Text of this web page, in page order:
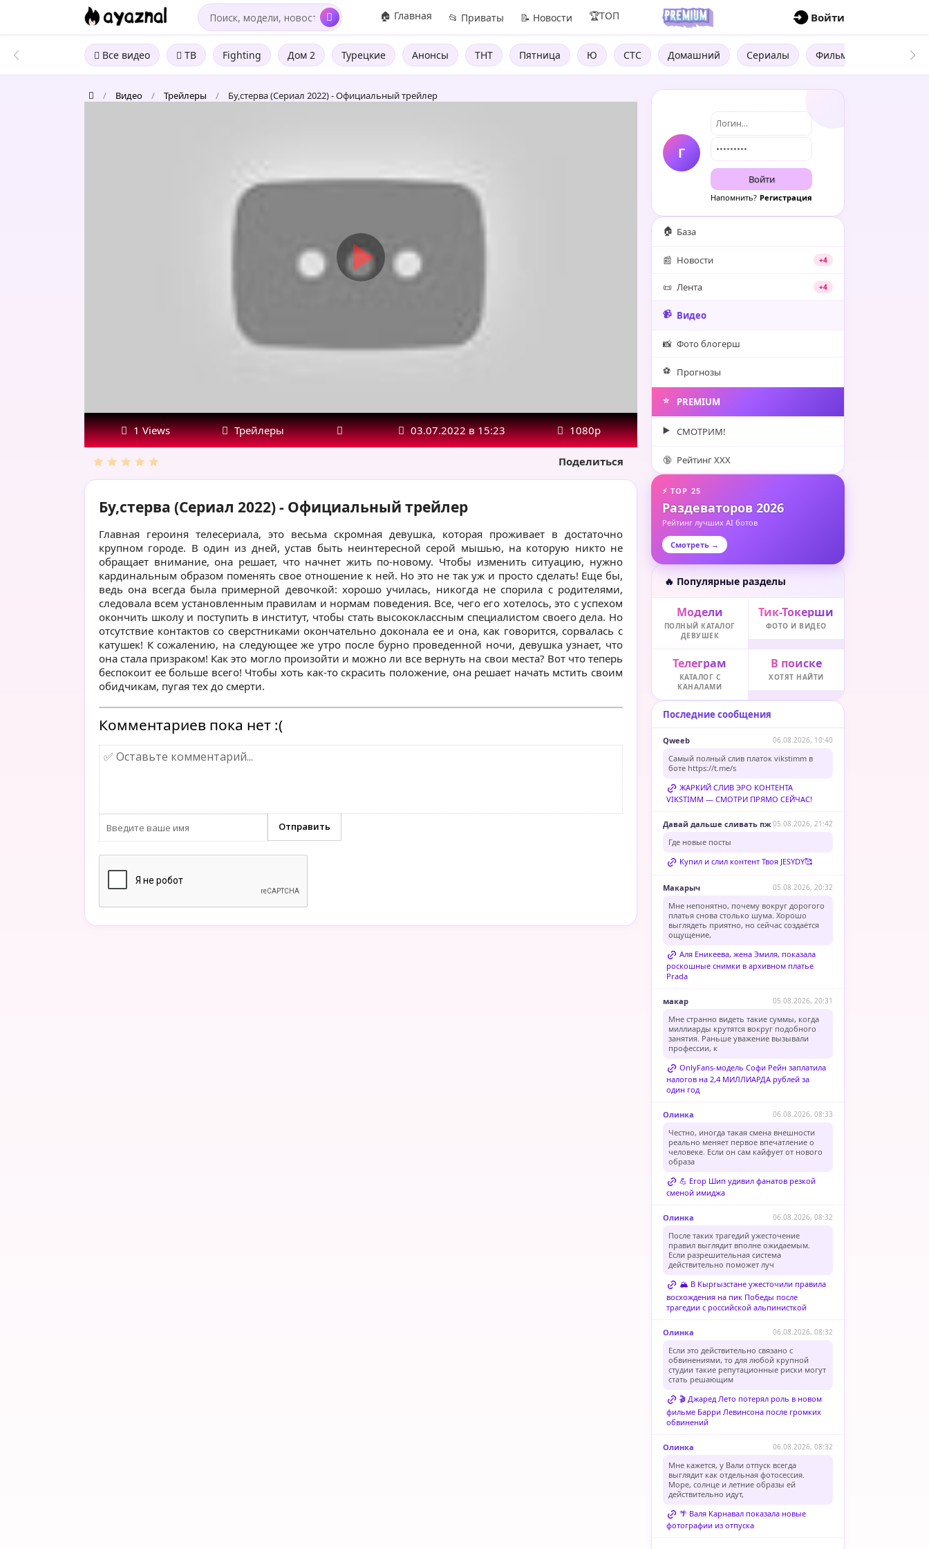
🏠 Главная 📂 Приваты 📝 Новости 🏆ТОП Войти
Все видео ТВ Fighting Дом 2 Турецкие Анонсы ТНТ Пятница Ю СТС Домашний Сериалы Фильмы Трейлеры
/ Видео / Трейлеры / Бу,стерва (Сериал 2022) - Официальный трейлер
1 Views Трейлеры 03.07.2022 в 15:23 1080р
Поделиться
Бу,стерва (Сериал 2022) - Официальный трейлер
Главная героиня телесериала, это весьма скромная девушка, которая проживает в достаточно
крупном городе. В один из дней, устав быть неинтересной серой мышью, на которую никто не
обращает внимание, она решает, что начнет жить по-новому. Чтобы изменить ситуацию, нужно
кардинальным образом поменять свое отношение к ней. Но это не так уж и просто сделать! Еще бы,
ведь она всегда была примерной девочкой: хорошо училась, никогда не спорила с родителями,
следовала всем установленным правилам и нормам поведения. Все, чего его хотелось, это с успехом
окончить школу и поступить в институт, чтобы стать высококлассным специалистом своего дела. Но
отсутствие контактов со сверстниками окончательно доконала ее и она, как говорится, сорвалась с
катушек! К сожалению, на следующее же утро после бурно проведенной ночи, девушка узнает, что
она стала призраком! Как это могло произойти и можно ли все вернуть на свои места? Вот что теперь
беспокоит ее больше всего! Чтобы хоть как-то скрасить положение, она решает начать мстить своим
обидчикам, пугая тех до смерти.
Комментариев пока нет :(
Г
Войти
Напомнить? Регистрация
🏠 База
📰 Новости +4
📜 Лента +4
📹 Видео
📸 Фото блогерш
⚽️ Прогнозы
⭐️ PREMIUM
▶️ СМОТРИМ!
🔞 Рейтинг XXX
⚡ TOP 25
Раздеваторов 2026
Рейтинг лучших AI ботов
Смотреть →
🔥 Популярные разделы
Модели
ПОЛНЫЙ КАТАЛОГ
ДЕВУШЕК
Тик-Токерши
ФОТО И ВИДЕО
Телеграм
КАТАЛОГ С
КАНАЛАМИ
В поиске
ХОТЯТ НАЙТИ
Последние сообщения
Qweeb 06.08.2026, 10:40
Самый полный слив платок vikstimm в
боте https://t.me/s
ЖАРКИЙ СЛИВ ЭРО КОНТЕНТА
VIKSTIMM — СМОТРИ ПРЯМО СЕЙЧАС!
Давай дальше сливать пж05.08.2026, 21:42
Где новые посты
Купил и слил контент Твоя JESYDY🥰
Макарыч 05.08.2026, 20:32
Мне непонятно, почему вокруг дорогого
платья снова столько шума. Хорошо
выглядеть приятно, но сейчас создаётся
ощущение,
Аля Еникеева, жена Эмиля, показала
роскошные снимки в архивном платье
Prada
макар 05.08.2026, 20:31
Мне странно видеть такие суммы, когда
миллиарды крутятся вокруг подобного
занятия. Раньше уважение вызывали
профессии, к
OnlyFans-модель Софи Рейн заплатила
налогов на 2,4 МИЛЛИАРДА рублей за
один год
Олинка 06.08.2026, 08:33
Честно, иногда такая смена внешности
реально меняет первое впечатление о
человеке. Если он сам кайфует от нового
образа
💪 Егор Шип удивил фанатов резкой
сменой имиджа
Олинка 06.08.2026, 08:32
После таких трагедий ужесточение
правил выглядит вполне ожидаемым.
Если разрешительная система
действительно поможет луч
🏔️ В Кыргызстане ужесточили правила
восхождения на пик Победы после
трагедии с российской альпинисткой
Олинка 06.08.2026, 08:32
Если это действительно связано с
обвинениями, то для любой крупной
студии такие репутационные риски могут
стать решающим
🎬 Джаред Лето потерял роль в новом
фильме Барри Левинсона после громких
обвинений
Олинка 06.08.2026, 08:32
Мне кажется, у Вали отпуск всегда
выглядит как отдельная фотосессия.
Море, солнце и летние образы ей
действительно идут,
🌴 Валя Карнавал показала новые
фотографии из отпуска